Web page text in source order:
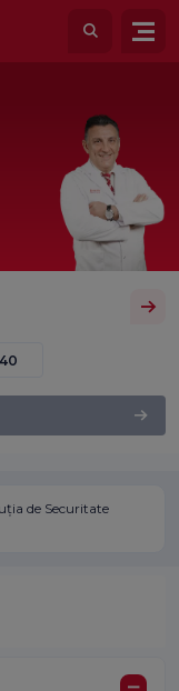
de Securitate